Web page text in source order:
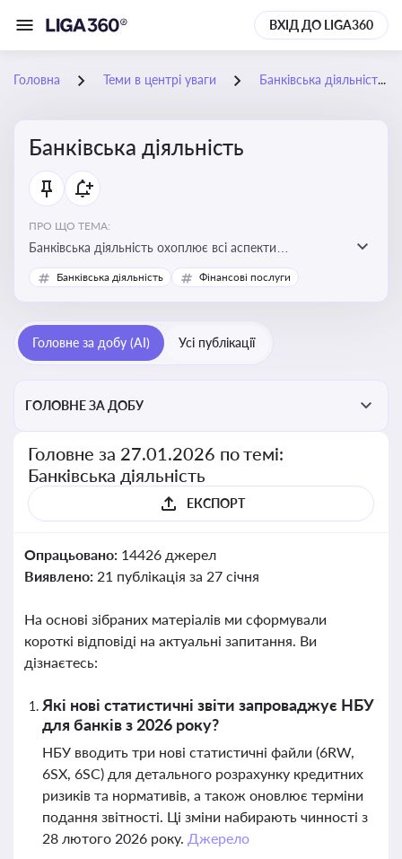
ВХІД ДО LIGA360
Головна Теми в центрі уваги Банківська діяльність
Банківська діяльність
ПРО ЩО ТЕМА:
Банківська діяльність охоплює всі аспекти
регулювання, нагляду та ліцензування банківських
установ
Банківська діяльність Фінансові послуги
Головне за добу (AI) Усі публікації
ГОЛОВНЕ ЗА ДОБУ
Головне за 27.01.2026 по темі:
Банківська діяльність
ЕКСПОРТ
Опрацьовано: 14426 джерел
Виявлено: 21 публікація за 27 січня
На основі зібраних матеріалів ми сформували
короткі відповіді на актуальні запитання. Ви
дізнаєтесь:
Які нові статистичні звіти запроваджує НБУ
для банків з 2026 року?
НБУ вводить три нові статистичні файли (6RW,
6SX, 6SC) для детального розрахунку кредитних
ризиків та нормативів, а також оновлює терміни
подання звітності. Ці зміни набирають чинності з
28 лютого 2026 року. Джерело